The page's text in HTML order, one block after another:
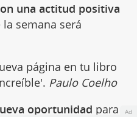
una actitud positiva
semana será
página en tu libro
Paulo Coelho
oportunidad para Ad